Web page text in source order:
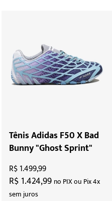
Tênis Adidas F50 X Bad
Bunny "Ghost Sprint"
R$ 1.424,99 no PIX ou Pix 4x
sem juros
R$ 1.499,99